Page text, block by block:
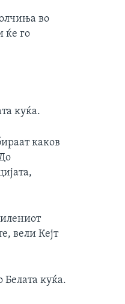
1080p
во
ќе го
куќа.
каков
вели Кејт
Белата куќа.